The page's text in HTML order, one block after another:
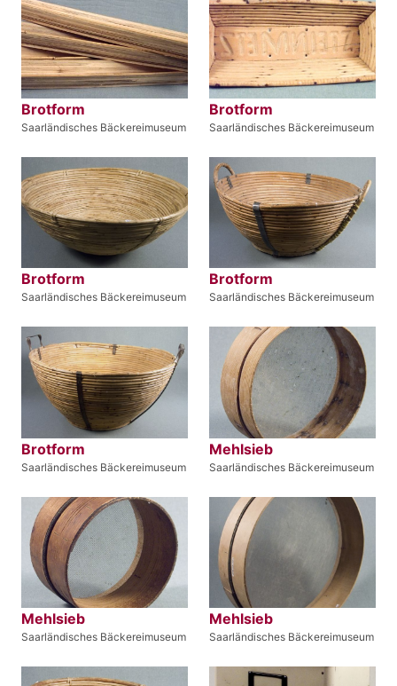
Brotform
Saarländisches Bäckereimuseum
Brotform
Saarländisches Bäckereimuseum
Brotform
Saarländisches Bäckereimuseum
Brotform
Saarländisches Bäckereimuseum
Brotform
Saarländisches Bäckereimuseum
Mehlsieb
Saarländisches Bäckereimuseum
Mehlsieb
Saarländisches Bäckereimuseum
Mehlsieb
Saarländisches Bäckereimuseum